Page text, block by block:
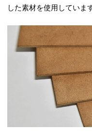
した素材を使用していま